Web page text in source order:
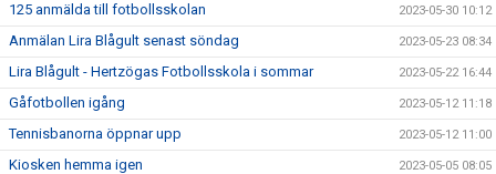
125 anmälda till fotbollsskolan 2023-05-30 10:12
Anmälan Lira Blågult senast söndag 2023-05-23 08:34
Lira Blågult - Hertzögas Fotbollsskola i sommar 2023-05-22 16:44
Gåfotbollen igång 2023-05-12 11:18
Tennisbanorna öppnar upp 2023-05-12 11:00
Kiosken hemma igen 2023-05-05 08:05